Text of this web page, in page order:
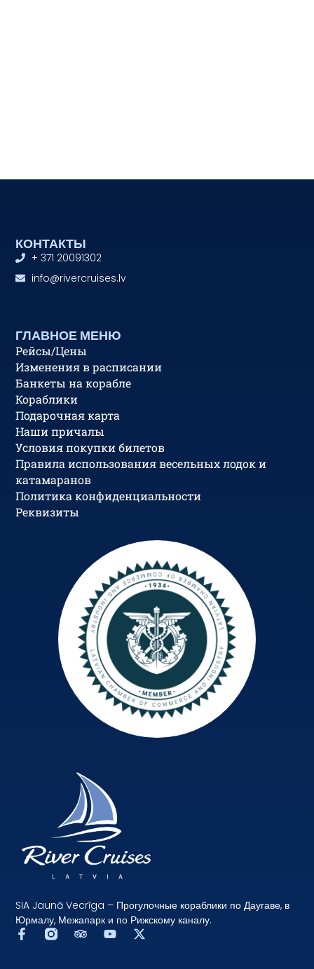
SIA Jaunā Vecrīga – Прогулочные кораблики по Даугаве, в
Юрмалу, Межапарк и по Рижскому каналу.
ГЛАВНОЕ МЕНЮ
Рейсы/Цены
Изменения в расписании
Банкеты на корабле
Кораблики
Подарочная карта
Наши причалы
Условия покупки билетов
Правила использования весельных лодок и
катамаранов
Политика конфиденциальности
Реквизиты
КОНТАКТЫ
+ 371 20091302
info@rivercruises.lv